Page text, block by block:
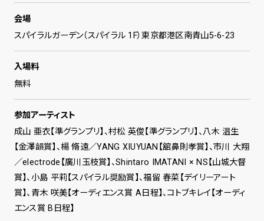
会場
スパイラルガーデン（スパイラル 1F）東京都港区南青山5-6-23
入場料
無料
参加アーティスト
成山 亜衣【準グランプリ】、村松 英俊【準グランプリ】、八木 温生
【金澤韻賞】、楊 脩遠／YANG XIUYUAN【舘鼻則孝賞】、市川 大翔
／electrode【廣川玉枝賞】、Shintaro IMATANI × NS【山城大督
賞】、小島 平莉【スパイラル奨励賞】、福留 春菜【デイリーアート
賞】、青木 咲美【オーディエンス賞 A日程】、コトブキレイ【オーディ
エンス賞 B日程】